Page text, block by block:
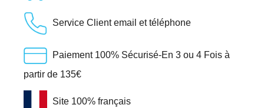
Service Client email et téléphone
Paiement 100% Sécurisé-En 3 ou 4 Fois à
partir de 135€
Site 100% français